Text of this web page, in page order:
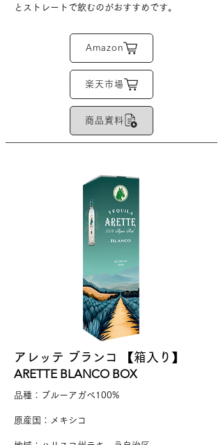
とストレートで飲むのがおすすめです。
Amazon
楽天市場
商品資料
アレッテ ブランコ 【箱入り】
ARETTE BLANCO BOX
品種：ブルーアガベ100%
原産国：メキシコ